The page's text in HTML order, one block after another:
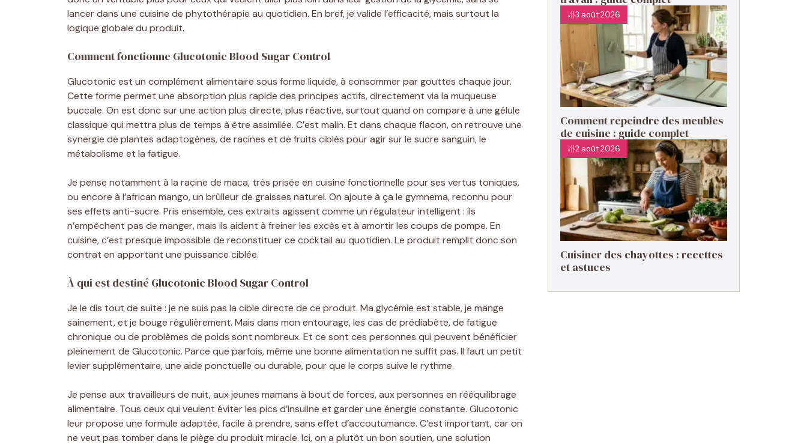
lancer dans une cuisine de phytothérapie au quotidien. En bref, je valide l’efficacité, mais surtout la
logique globale du produit.
Comment fonctionne Glucotonic Blood Sugar Control
Glucotonic est un complément alimentaire sous forme liquide, à consommer par gouttes chaque jour.
Cette forme permet une absorption plus rapide des principes actifs, directement via la muqueuse
buccale. On est donc sur une action plus directe, plus réactive, surtout quand on compare à une gélule
classique qui mettra plus de temps à être assimilée. C’est malin. Et dans chaque flacon, on retrouve une
synergie de plantes adaptogènes, de racines et de fruits ciblés pour agir sur le sucre sanguin, le
métabolisme et la fatigue.
Je pense notamment à la racine de maca, très prisée en cuisine fonctionnelle pour ses vertus toniques,
ou encore à l’african mango, un brûlleur de graisses naturel. On ajoute à ça le gymnema, reconnu pour
ses effets anti-sucre. Pris ensemble, ces extraits agissent comme un régulateur intelligent : ils
n’empêchent pas de manger, mais ils aident à freiner les excès et à amortir les coups de pompe. En
cuisine, c’est presque impossible de reconstituer ce cocktail au quotidien. Le produit remplit donc son
contrat en apportant une puissance ciblée.
À qui est destiné Glucotonic Blood Sugar Control
Je le dis tout de suite : je ne suis pas la cible directe de ce produit. Ma glycémie est stable, je mange
sainement, et je bouge régulièrement. Mais dans mon entourage, les cas de prédiabète, de fatigue
chronique ou de problèmes de poids sont nombreux. Et ce sont ces personnes qui peuvent bénéficier
pleinement de Glucotonic. Parce que parfois, même une bonne alimentation ne suffit pas. Il faut un petit
levier supplémentaire, une aide ponctuelle ou durable, pour que le corps suive le rythme.
Je pense aux travailleurs de nuit, aux jeunes mamans à bout de forces, aux personnes en rééquilibrage
alimentaire. Tous ceux qui veulent éviter les pics d’insuline et garder une énergie constante. Glucotonic
leur propose une formule adaptée, facile à prendre, sans effet d’accoutumance. C’est important, car on
ne veut pas tomber dans le piège du produit miracle. Ici, on a plutôt un bon soutien, une solution
3 août 2026
Comment repeindre des meubles
de cuisine : guide complet
2 août 2026
Cuisiner des chayottes : recettes
et astuces